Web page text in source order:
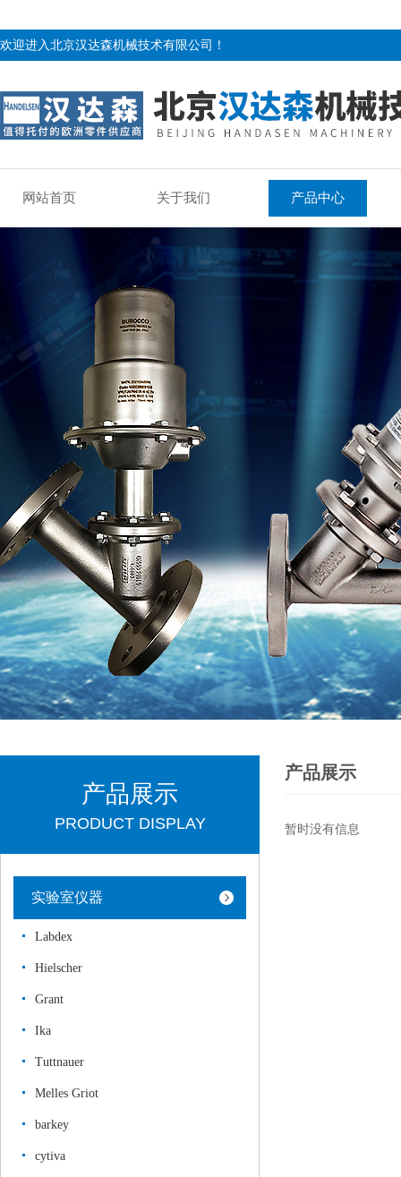
欢迎进入北京汉达森机械技术有限公司！
网站首页 关于我们 产品中心
产品展示
PRODUCT DISPLAY
实验室仪器
Labdex
Hielscher
Grant
Ika
Tuttnauer
Melles Griot
barkey
cytiva
产品展示
暂时没有信息